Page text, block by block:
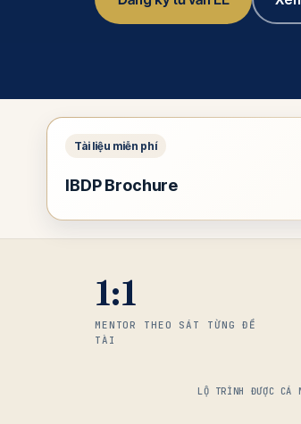
IBDP Brochure
1:1
MENTOR THEO SÁT TỪNG ĐỀ
TÀI
LỘ TRÌNH ĐƯỢC CÁ